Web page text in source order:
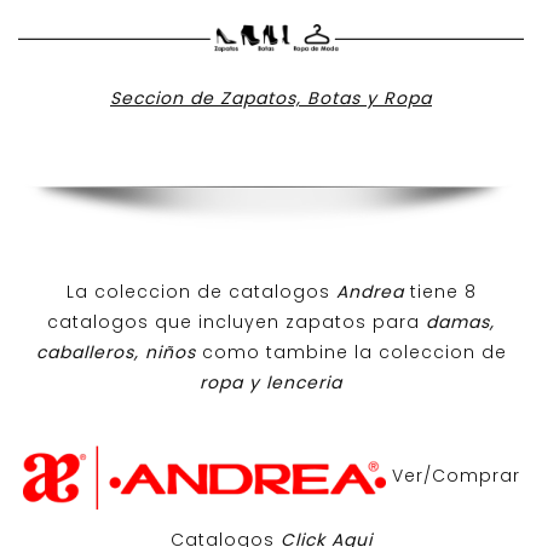
Seccion de Zapatos, Botas y Ropa
La coleccion de catalogos Andreatiene 8
catalogos que incluyen zapatos para damas,
caballeros, niños como tambine la coleccion de
ropa y lenceria
Ver/Comprar
Catalogos Click Aqui